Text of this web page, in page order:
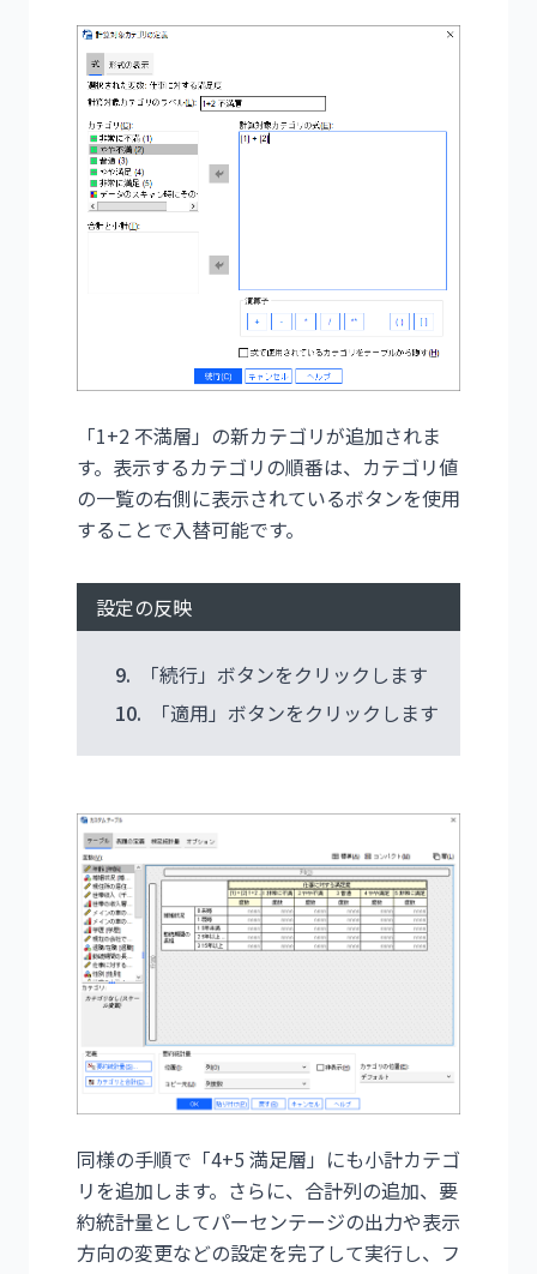
「1+2 不満層」の新カテゴリが追加されま
す。表示するカテゴリの順番は、カテゴリ値
の一覧の右側に表示されているボタンを使用
することで入替可能です。
設定の反映
9.
「続行」ボタンをクリックします
10.
「適用」ボタンをクリックします
同様の手順で「4+5 満足層」にも小計カテゴ
リを追加します。さらに、合計列の追加、要
約統計量としてパーセンテージの出力や表示
方向の変更などの設定を完了して実行し、フ